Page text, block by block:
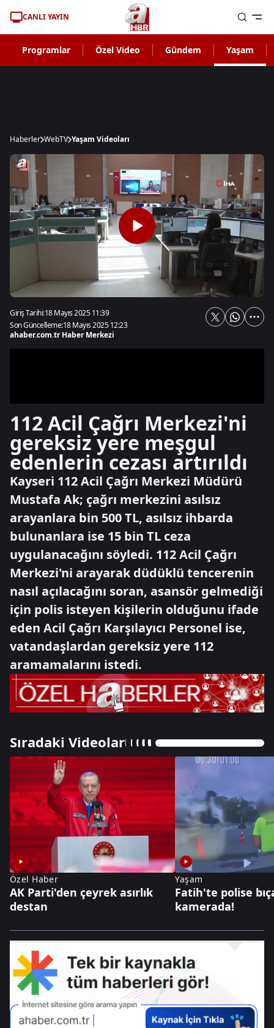
CANLI YAYIN
Programlar Özel Video Gündem Yaşam
Haberler WebTV Yaşam Videoları
Giriş Tarihi:18 Mayıs 2025 11:39
Son Güncelleme:18 Mayıs 2025 12:23
ahaber.com.tr Haber Merkezi
112 Acil Çağrı Merkezi'ni
gereksiz yere meşgul
edenlerin cezası artırıldı
Kayseri 112 Acil Çağrı Merkezi Müdürü
Mustafa Ak; çağrı merkezini asılsız
arayanlara bin 500 TL, asılsız ihbarda
bulunanlara ise 15 bin TL ceza
uygulanacağını söyledi. 112 Acil Çağrı
Merkezi'ni arayarak düdüklü tencerenin
nasıl açılacağını soran, asansör gelmediği
için polis isteyen kişilerin olduğunu ifade
eden Acil Çağrı Karşılayıcı Personel ise,
vatandaşlardan gereksiz yere 112
aramamalarını istedi.
Sıradaki Videolar
Özel Haber
AK Parti'den çeyrek asırlık
destan
Yaşam
Fatih'te polise
kamerada!